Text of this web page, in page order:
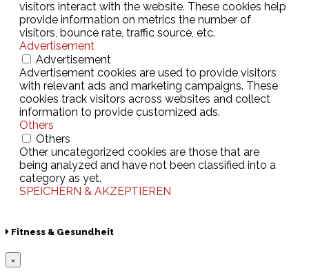
visitors interact with the website. These cookies help
provide information on metrics the number of
visitors, bounce rate, traffic source, etc.
Advertisement
Advertisement
Advertisement cookies are used to provide visitors
with relevant ads and marketing campaigns. These
cookies track visitors across websites and collect
information to provide customized ads.
Others
Others
Other uncategorized cookies are those that are
being analyzed and have not been classified into a
category as yet.
SPEICHERN & AKZEPTIEREN
Fitness & Gesundheit
×